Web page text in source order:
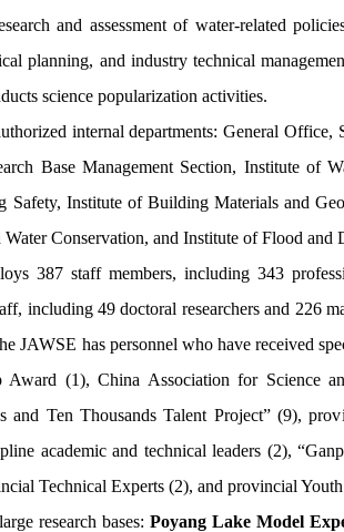
and assessment of water-related
planning, and industry technical
science popularization activities.
internal departments: General
Base Management Section, Institute of
Institute of Building Materials and
Conservation, and Institute of Flood and
387 staff members, including 343
including 49 doctoral researchers and 226
JAWSE has personnel who have received
Award (1), China Association for Science
and Ten Thousands Talent Project” (9),
academic and technical leaders (2),
Technical Experts (2), and provincial
research bases: Poyang Lake Model